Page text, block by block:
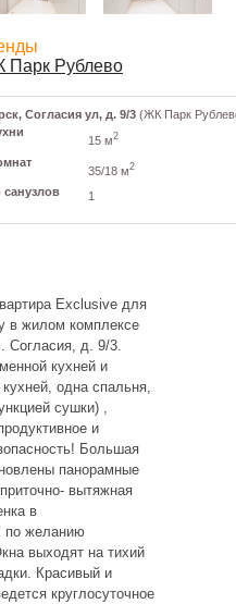
Парк Рублево
Согласия ул, д. 9/3 (ЖК Парк
15 м2
35/18 м2
санузлов 1
Exclusive для
в жилом комплексе
Согласия, д. 9/3.
кухней и
одна спальня,
сушки) ,
и
Большая
панорамные
вытяжная
в
по желанию
выходят на тихий
Красивый и
круглосуточное